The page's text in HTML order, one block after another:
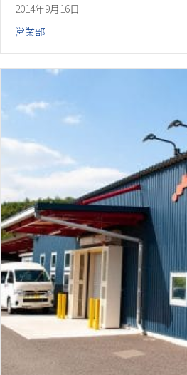
2014年9月16日
営業部